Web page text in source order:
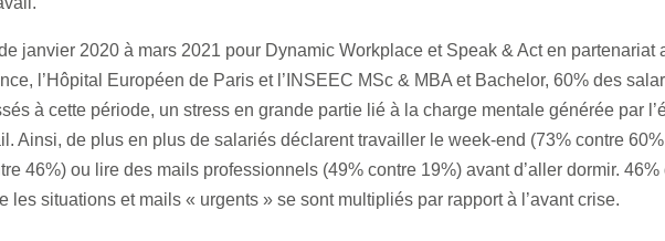
janvier 2020 à mars 2021 pour Dynamic Workplace et Speak & Act en partenariat
l’Hôpital Européen de Paris et l’INSEEC MSc & MBA et Bachelor, 60% des
à cette période, un stress en grande partie lié à la charge mentale générée par
Ainsi, de plus en plus de salariés déclarent travailler le week-end (73% contre
46%) ou lire des mails professionnels (49% contre 19%) avant d’aller dormir. 46%
les situations et mails « urgents » se sont multipliés par rapport à l’avant crise.